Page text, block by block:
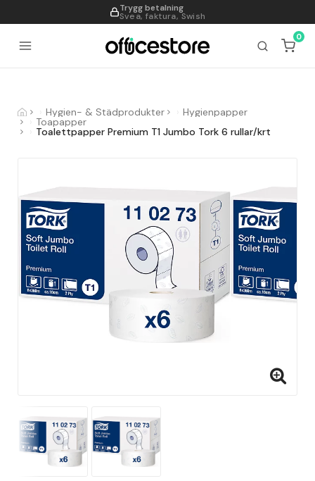
Trygg betalning
Svea, faktura, Swish
995
0
Hygien- & Städprodukter Hygienpapper
Toapapper
Toalettpapper Premium T1 Jumbo Tork 6 rullar/krt